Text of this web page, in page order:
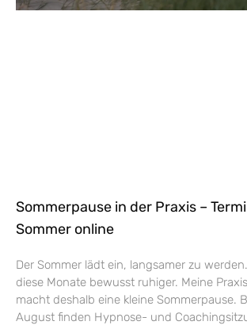
Sommerpause in der Praxis –
Sommer online
Der Sommer lädt ein, langsamer zu
diese Monate bewusst ruhiger. Meine
macht deshalb eine kleine Sommerpause.
August finden Hypnose- und